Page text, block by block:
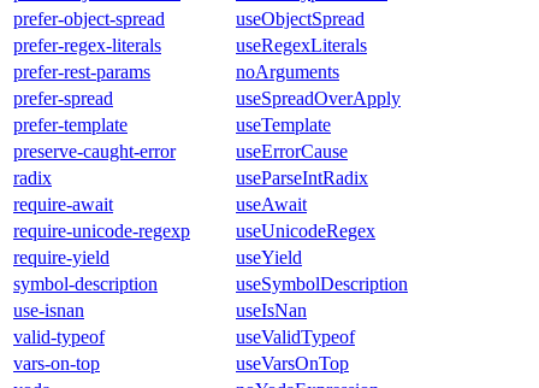
prefer-object-spread
useObjectSpread
prefer-regex-literals
useRegexLiterals
prefer-rest-params
noArguments
prefer-spread
useSpreadOverApply
prefer-template
useTemplate
preserve-caught-error
useErrorCause
radix
useParseIntRadix
require-await
useAwait
require-unicode-regexp
useUnicodeRegex
require-yield
useYield
symbol-description
useSymbolDescription
use-isnan
useIsNan
valid-typeof
useValidTypeof
vars-on-top
useVarsOnTop